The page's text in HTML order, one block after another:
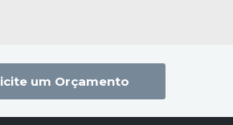
um Orçamento